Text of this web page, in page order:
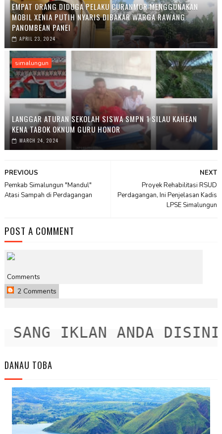
EMPAT ORANG DIDUGA PELAKU CURANMOR MENGGUNAKAN
MOBIL XENIA PUTIH NYARIS DIBAKAR WARGA RAWANG
PANOMBEAN PANEI
APRIL 23, 2024
simalungun
LANGGAR ATURAN SEKOLAH SISWA SMPN 1 SILAU KAHEAN
KENA TABOK OKNUM GURU HONOR
MARCH 24, 2024
NEXT
Proyek Rehabilitasi RSUD
Perdagangan, Ini Penjelasan Kadis
LPSE Simalungun
PREVIOUS
Pemkab Simalungun "Mandul"
Atasi Sampah di Perdagangan
POST A COMMENT
Comments
2 Comments
IKLAN ANDA DISINI
DANAU TOBA